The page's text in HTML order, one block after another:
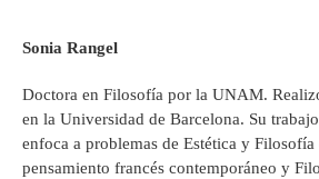
Sonia Rangel
Doctora en Filosofía por la UNAM.
en la Universidad de Barcelona. Su
enfoca a problemas de Estética y
pensamiento francés contemporáneo y